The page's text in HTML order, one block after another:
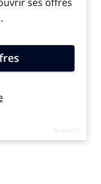
30,1 M€ contre
dernier toucherait
000 € à 1,83 M€.
passée : le
d’ici la fin de